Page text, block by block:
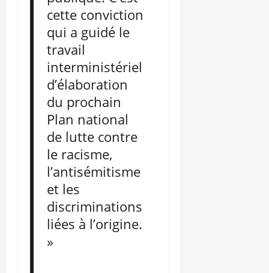
cette conviction
qui a guidé le
travail
interministériel
d’élaboration
du prochain
Plan national
de lutte contre
le racisme,
l’antisémitisme
et les
discriminations
liées à l’origine.
»